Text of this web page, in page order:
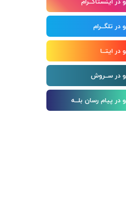
در اینستاگــرام
در تلگــرام
در ایتــا
در ســروش
در پیام رسان بلــه